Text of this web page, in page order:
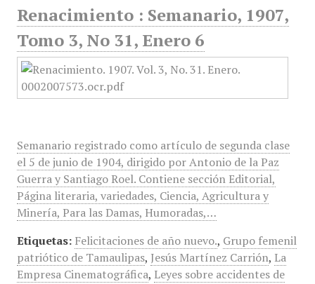
Renacimiento : Semanario, 1907,
Tomo 3, No 31, Enero 6
Semanario registrado como artículo de segunda clase
el 5 de junio de 1904, dirigido por Antonio de la Paz
Guerra y Santiago Roel. Contiene sección Editorial,
Página literaria, variedades, Ciencia, Agricultura y
Minería, Para las Damas, Humoradas,…
Etiquetas: Felicitaciones de año nuevo., Grupo femenil
patriótico de Tamaulipas, Jesús Martínez Carrión, La
Empresa Cinematográfica, Leyes sobre accidentes de